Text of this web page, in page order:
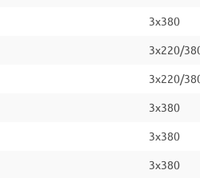
3x380
3x220/
3x220/
3x380
3x380
3x380